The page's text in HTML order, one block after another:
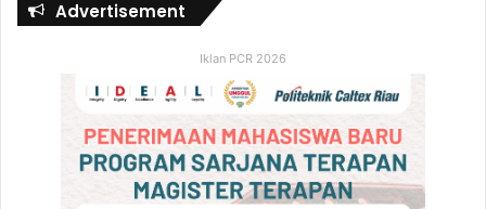
Advertisement
Iklan PCR 2026